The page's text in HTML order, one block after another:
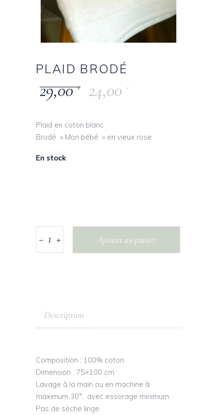
PLAID BRODÉ
29,00€ 24,00 €
Plaid en coton blanc
Brodé » Mon bébé » en vieux rose
En stock
Ajouter au panier
Description
Composition : 100% coton.
Dimension : 75×100 cm.
Lavage à la main ou en machine à
maximum 30°, avec essorage minimum.
Pas de sèche linge